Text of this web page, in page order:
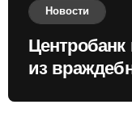
Новости
из